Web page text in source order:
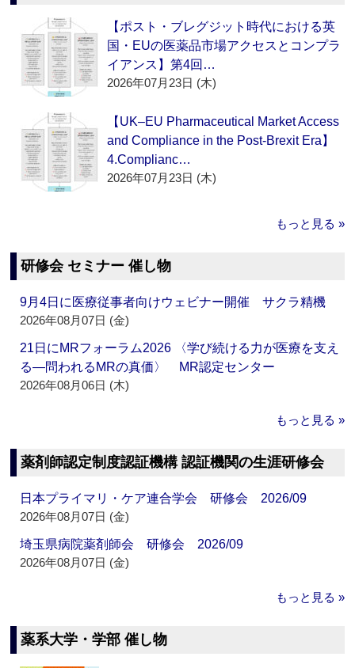
【ポスト・ブレグジット時代における英
国・EUの医薬品市場アクセスとコンプラ
イアンス】第4回…
2026年07月23日 (木)
【UK–EU Pharmaceutical Market Access
and Compliance in the Post-Brexit Era】
4.Complianc…
2026年07月23日 (木)
もっと見る »
研修会 セミナー 催し物
9月4日に医療従事者向けウェビナー開催 サクラ精機
2026年08月07日 (金)
21日にMRフォーラム2026 〈学び続ける力が医療を支え
る―問われるMRの真価〉 MR認定センター
2026年08月06日 (木)
もっと見る »
薬剤師認定制度認証機構 認証機関の生涯研修会
日本プライマリ・ケア連合学会 研修会 2026/09
2026年08月07日 (金)
埼玉県病院薬剤師会 研修会 2026/09
2026年08月07日 (金)
もっと見る »
薬系大学・学部 催し物